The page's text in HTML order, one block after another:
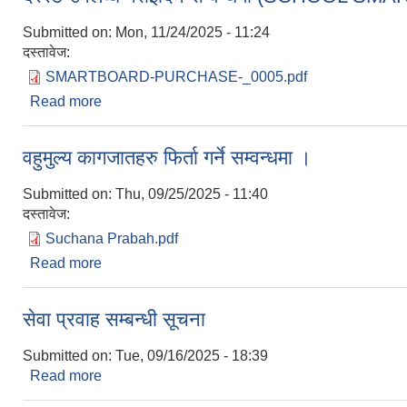
Submitted on: Mon, 11/24/2025 - 11:24
दस्तावेज:
SMARTBOARD-PURCHASE-_0005.pdf
Read more
वहुमुल्य कागजातहरु फिर्ता गर्ने सम्वन्धमा ।
Submitted on: Thu, 09/25/2025 - 11:40
दस्तावेज:
Suchana Prabah.pdf
Read more
सेवा प्रवाह सम्बन्धी सूचना
Submitted on: Tue, 09/16/2025 - 18:39
Read more